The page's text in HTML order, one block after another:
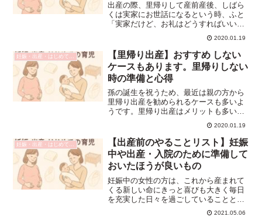
出産の際、里帰りして産前産後、しばら
くは実家にお世話になるという時、ふと
「実家だけど、お礼はどうすればいいの
かな？」と考えることってありません
か？あなたにとっては、住み慣れた家だ
し、実の親ということもあり、お礼なん
て堅苦しいのではないか？っ...
2020.01.19
妊娠・出産・はじめての育児
【里帰り出産】おすすめ しない
ケースもあります。里帰りしない
時の準備と心得
孫の誕生を祝うため、最近は親の方から
里帰り出産を勧められるケースも多いよ
うです。里帰り出産はメリットも多いで
すが、里帰り出産が合わないケースもあ
ります。私は両パターン経験しました
が、里帰り中は不便を感じたり、イライ
ラすることも・・・。そこで...
2020.01.19
【出産前のやることリスト】妊娠
中や出産・入院のために準備して
おいたほうが良いもの
妊娠中の女性の方は、これから産まれて
くる新しい命にきっと喜びも大きく毎日
を充実した日々を過ごしていることと思
います。今回はそんなマタニティ時期を
過ごす方に向けて、妊娠中や出産・入院
2021.05.06